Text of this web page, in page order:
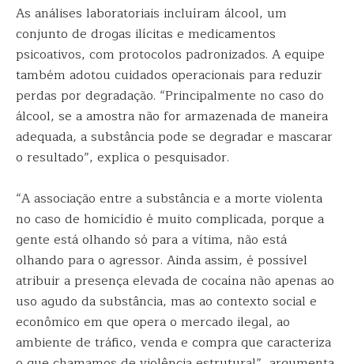
As análises laboratoriais incluíram álcool, um
conjunto de drogas ilícitas e medicamentos
psicoativos, com protocolos padronizados. A equipe
também adotou cuidados operacionais para reduzir
perdas por degradação. “Principalmente no caso do
álcool, se a amostra não for armazenada de maneira
adequada, a substância pode se degradar e mascarar
o resultado”, explica o pesquisador.
“A associação entre a substância e a morte violenta
no caso de homicídio é muito complicada, porque a
gente está olhando só para a vítima, não está
olhando para o agressor. Ainda assim, é possível
atribuir a presença elevada de cocaína não apenas ao
uso agudo da substância, mas ao contexto social e
econômico em que opera o mercado ilegal, ao
ambiente de tráfico, venda e compra que caracteriza